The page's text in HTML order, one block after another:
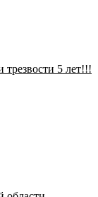
трезвости 5 лет!!!